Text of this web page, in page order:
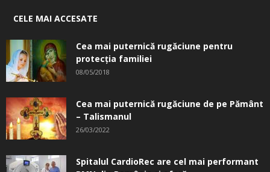
CELE MAI ACCESATE
Cea mai puternică rugăciune pentru
protecția familiei
08/05/2018
Cea mai puternică rugăciune de pe Pământ
– Talismanul
26/03/2022
Spitalul CardioRec are cel mai performant